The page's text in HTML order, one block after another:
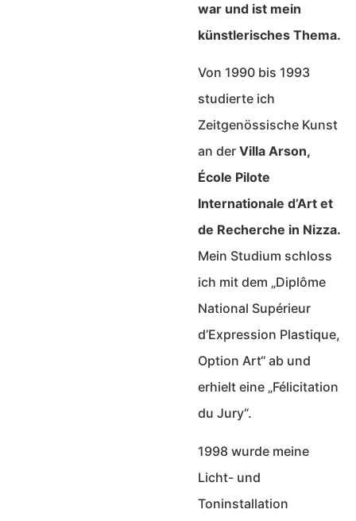
war und ist mein
künstlerisches Thema.
Von 1990 bis 1993
studierte ich
Zeitgenössische Kunst
an der Villa Arson,
École Pilote
Internationale d’Art et
de Recherche in Nizza.
Mein Studium schloss
ich mit dem „Diplôme
National Supérieur
d’Expression Plastique,
Option Art“ ab und
erhielt eine „Félicitation
du Jury“.
1998 wurde meine
Licht- und
Toninstallation